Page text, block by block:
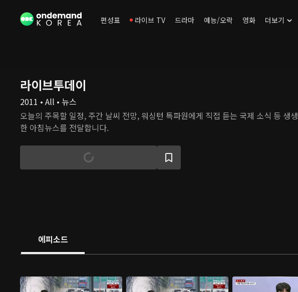
편성표 라이브 TV 드라마 예능/오락 영화 더보기
라이브투데이
2011 • All • 뉴스
오늘의 주목할 일정, 주간 날씨 전망, 워싱턴 특파원에게 직접 듣는 국제 소식 등 생생
한 아침뉴스를 전달합니다.
에피소드